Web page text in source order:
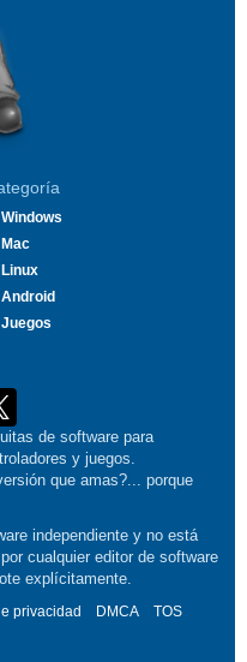
Windows
Mac
Linux
Android
Juegos
de software para
y juegos.
que amas?... porque
independiente y no está
cualquier editor de software
explícitamente.
privacidad DMCA
TOS